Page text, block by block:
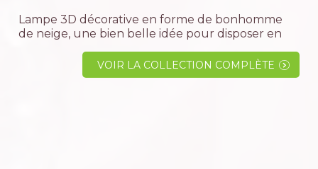
Lampe 3D décorative en forme de bonhomme
de neige, une bien belle idée pour disposer en
utiliser la lampe 3D ?Son effet lumineux à
changement de couleur...
VOIR LA COLLECTION COMPLÈTE